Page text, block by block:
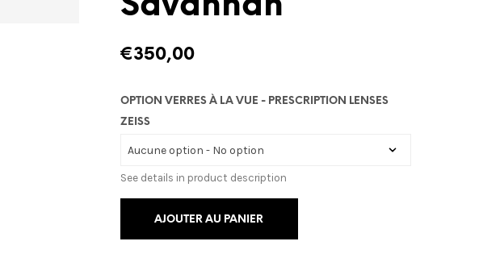
€350,00
OPTION VERRES À LA VUE - PRESCRIPTION LENSES
ZEISS
See details in product description
AJOUTER AU PANIER